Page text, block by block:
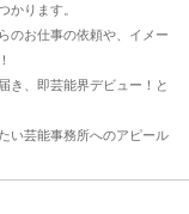
かります。
のお仕事の依頼や、イメー
き、即芸能界デビュー！と
い芸能事務所へのアピール